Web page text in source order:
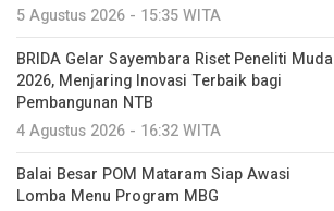
5 Agustus 2026 - 15:35 WITA
BRIDA Gelar Sayembara Riset Peneliti Muda
2026, Menjaring Inovasi Terbaik bagi
Pembangunan NTB
4 Agustus 2026 - 16:32 WITA
Balai Besar POM Mataram Siap Awasi
Lomba Menu Program MBG